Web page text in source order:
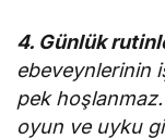
4. Günlük
ebeveynlerinin
pek
oyun ve uyku